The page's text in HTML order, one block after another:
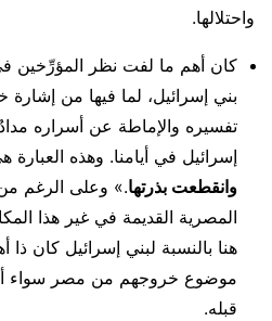
واحتلالها.
كان أهم ما لفت نظر المؤرِّخين
بني إسرائيل، لما فيها من
تفسيره والإماطة عن أسراره
إسرائيل في أيامنا. وهذه العبارة
وانقطعت بذرتها.» وعلى الرغم من
المصرية القديمة في غير هذا
هنا بالنسبة لبني إسرائيل كان
موضوع خروجهم من مصر سواء
قبله.